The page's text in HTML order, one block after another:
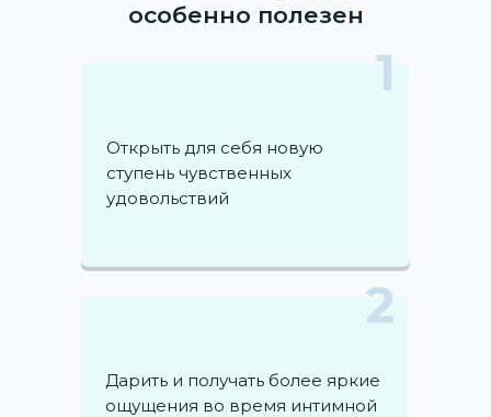
особенно полезен
2
Дарить и получать более яркие
ощущения во время интимной
1
Открыть для себя новую
ступень чувственных
удовольствий